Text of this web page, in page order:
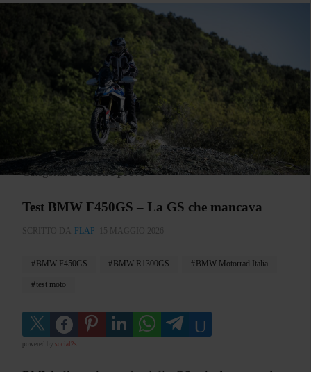
Categoria:Le nostre prove
Test BMW F450GS – La GS che mancava
SCRITTO DA FLAP 15 MAGGIO 2026
BMW F450GS BMW R1300GS BMW Motorrad Italia
test moto
powered by social2s